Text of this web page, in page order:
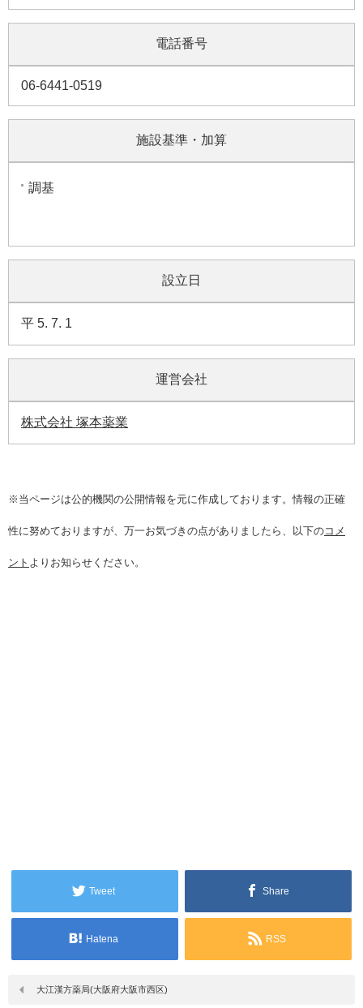
電話番号
06-6441-0519
施設基準・加算
調基
設立日
平 5. 7. 1
運営会社
株式会社 塚本薬業
※当ページは公的機関の公開情報を元に作成しております。情報の正確
性に努めておりますが、万一お気づきの点がありましたら、以下のコメ
ント よりお知らせください。
Tweet Share
Hatena RSS
大江漢方薬局(大阪府大阪市西区)